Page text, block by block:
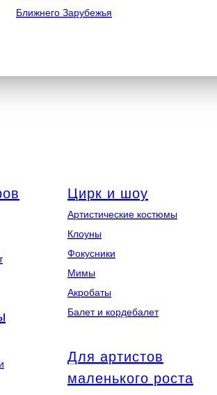
Ближнего Зарубежья
Для артистов
маленького роста
Артистические костюмы
Клоуны
Фокусники
Мимы
Акробаты
Балет и кордебалет
Цирк и шоу